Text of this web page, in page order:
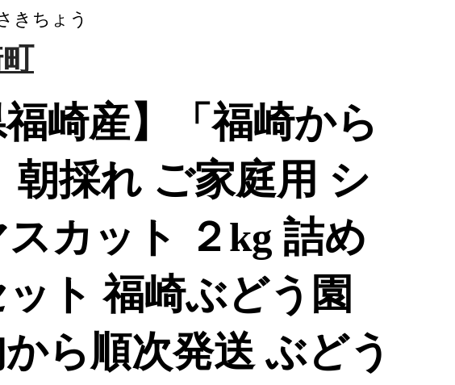
きちょう
福崎産】「福崎から
朝採れ ご家庭用 シ
カット ２kg 詰め
ト 福崎ぶどう園
ら順次発送 ぶどう